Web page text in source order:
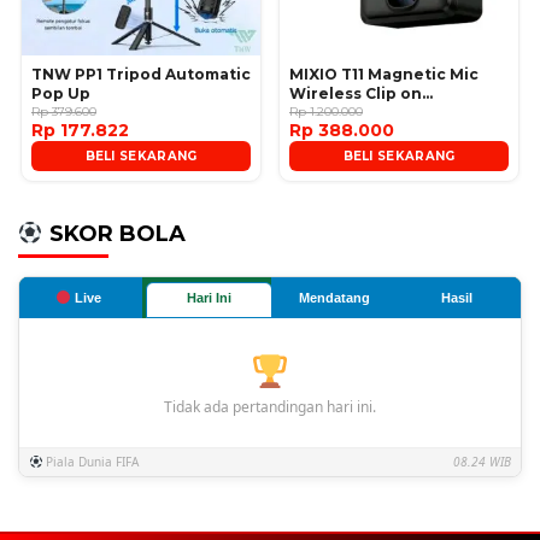
TNW PP1 Tripod Automatic
Pop Up
Rp 379.600
Rp 177.822
BELI SEKARANG
MIXIO T11 Magnetic Mic
Wireless Clip on
Microphone
Rp 1.200.000
Rp 388.000
BELI SEKARANG
SKOR BOLA
Live Hari Ini Mendatang Hasil
Tidak ada pertandingan hari ini.
Piala Dunia FIFA 08.24 WIB